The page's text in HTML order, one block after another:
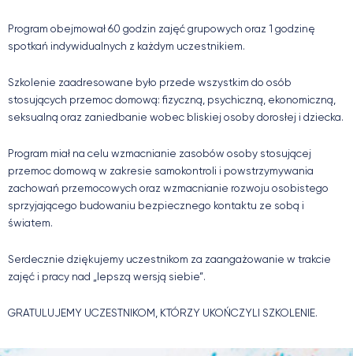
Program obejmował 60 godzin zajęć grupowych oraz 1 godzinę
spotkań indywidualnych z każdym uczestnikiem.
Szkolenie zaadresowane było przede wszystkim do osób
stosujących przemoc domową: fizyczną, psychiczną, ekonomiczną,
seksualną oraz zaniedbanie wobec bliskiej osoby dorosłej i dziecka.
Program miał na celu wzmacnianie zasobów osoby stosującej
przemoc domową w zakresie samokontroli i powstrzymywania
zachowań przemocowych oraz wzmacnianie rozwoju osobistego
sprzyjającego budowaniu bezpiecznego kontaktu ze sobą i
światem.
Serdecznie dziękujemy uczestnikom za zaangażowanie w trakcie
zajęć i pracy nad „lepszą wersją siebie”.
GRATULUJEMY UCZESTNIKOM, KTÓRZY UKOŃCZYLI SZKOLENIE.